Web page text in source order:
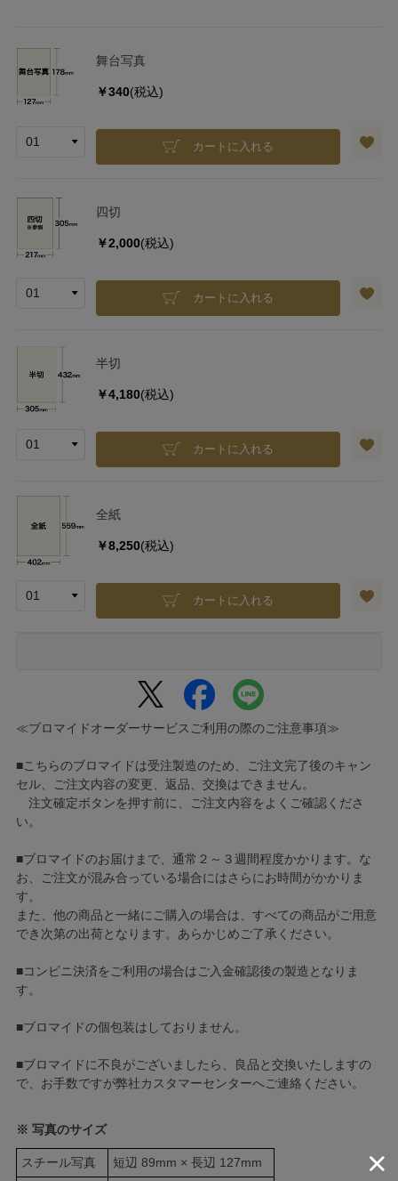
舞台写真
￥340(税込)
カートに入れる
四切
￥2,000(税込)
カートに入れる
半切
￥4,180(税込)
カートに入れる
全紙
￥8,250(税込)
カートに入れる
≪ブロマイドオーダーサービスご利用の際のご注意事項≫
■こちらのブロマイドは受注製造のため、ご注文完了後のキャン
セル、ご注文内容の変更、返品、交換はできません。
注文確定ボタンを押す前に、ご注文内容をよくご確認くださ
い。
■ブロマイドのお届けまで、通常２～３週間程度かかります。な
お、ご注文が混み合っている場合にはさらにお時間がかかりま
す。
また、他の商品と一緒にご購入の場合は、すべての商品がご用意
でき次第の出荷となります。あらかじめご了承ください。
■コンビニ決済をご利用の場合はご入金確認後の製造となりま
す。
■ブロマイドの個包装はしておりません。
■ブロマイドに不良がございましたら、良品と交換いたしますの
で、お手数ですが弊社カスタマーセンターへご連絡ください。
※ 写真のサイズ
スチール写真 短辺 89mm × 長辺 127mm